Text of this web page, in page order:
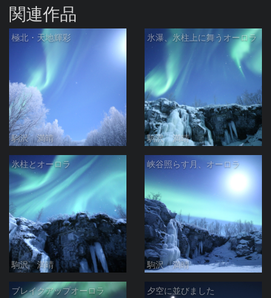
関連作品
極北・天地輝彩
駒沢 満晴
氷瀑、氷柱上に舞うオーロラ
駒沢 満晴
氷柱とオーロラ
駒沢 満晴
峡谷照らす月、オーロラ
駒沢 満晴
ブレイクアップオーロラ 夕空に並びました